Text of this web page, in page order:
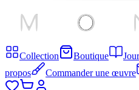
Collection Boutique
propos
Commander une œuvre